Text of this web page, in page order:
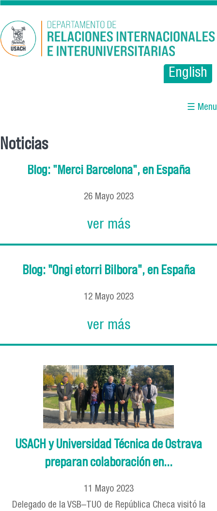
Pasar al contenido principal
English
☰ Menu
Noticias
Blog: "Merci Barcelona", en España
26 Mayo 2023
ver más
Blog: "Ongi etorri Bilbora", en España
12 Mayo 2023
ver más
USACH y Universidad Técnica de Ostrava
preparan colaboración en...
11 Mayo 2023
Delegado de la VSB–TUO de República Checa visitó la